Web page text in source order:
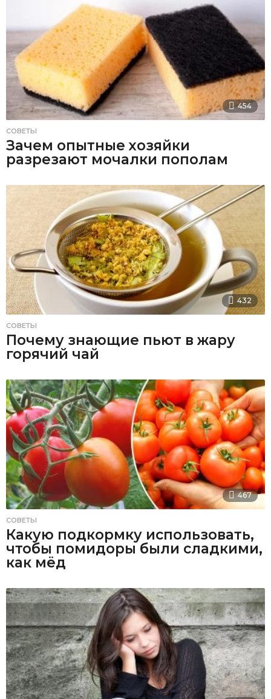
454
СОВЕТЫ
Зачем опытные хозяйки
разрезают мочалки пополам
432
СОВЕТЫ
Почему знающие пьют в жару
горячий чай
467
СОВЕТЫ
Какую подкормку использовать,
чтобы помидоры были сладкими,
как мёд